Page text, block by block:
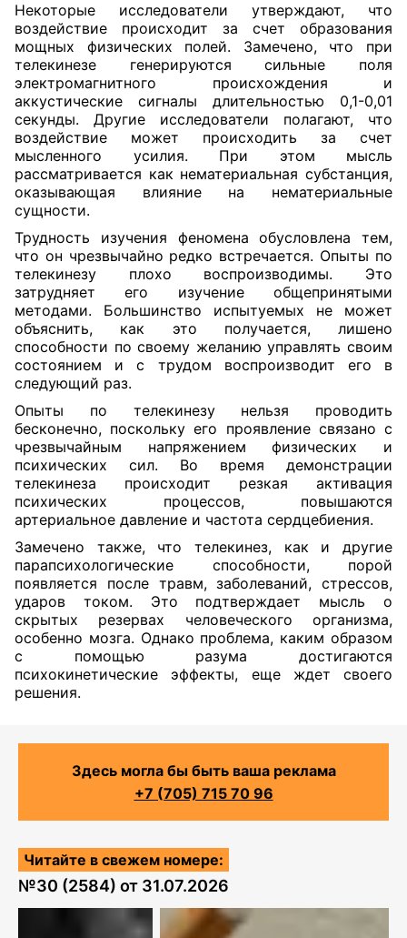
Некоторые исследователи утверждают, что
воздействие происходит за счет образования
мощных физических полей. Замечено, что при
телекинезе генерируются сильные поля
электромагнитного происхождения и
аккустические сигналы длительностью 0,1-0,01
секунды. Другие исследователи полагают, что
воздействие может происходить за счет
мысленного усилия. При этом мысль
рассматривается как нематериальная субстанция,
оказывающая влияние на нематериальные
сущности.
Трудность изучения феномена обусловлена тем,
что он чрезвычайно редко встречается. Опыты по
телекинезу плохо воспроизводимы. Это
затрудняет его изучение общепринятыми
методами. Большинство испытуемых не может
объяснить, как это получается, лишено
способности по своему желанию управлять своим
состоянием и с трудом воспроизводит его в
следующий раз.
Опыты по телекинезу нельзя проводить
бесконечно, поскольку его проявление связано с
чрезвычайным напряжением физических и
психических сил. Во время демонстрации
телекинеза происходит резкая активация
психических процессов, повышаются
артериальное давление и частота сердцебиения.
Замечено также, что телекинез, как и другие
парапсихологические способности, порой
появляется после травм, заболеваний, стрессов,
ударов током. Это подтверждает мысль о
скрытых резервах человеческого организма,
особенно мозга. Однако проблема, каким образом
с помощью разума достигаются
психокинетические эффекты, еще ждет своего
решения.
Здесь могла бы быть ваша реклама
+7 (705) 715 70 96
Читайте в свежем номере:
№30 (2584) от 31.07.2026